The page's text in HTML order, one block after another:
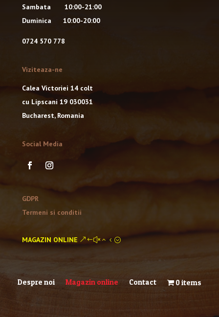
Sambata 10:00-21:00
Duminica 10:00-20:00
0724 570 778
Viziteaza-ne
Calea Victoriei 14 colt
cu Lipscani 19 030031
Bucharest, Romania
Social Media
GDPR
Termeni si conditii
MAGAZIN ONLINE
Despre noi Magazin online Contact 0 items